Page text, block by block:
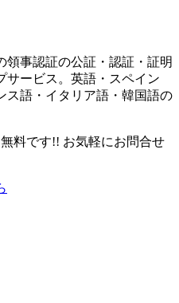
領事認証の公証・認証・証明
サービス。英語・スペイン
ス語・イタリア語・韓国語の
料です!! お気軽にお問合せ